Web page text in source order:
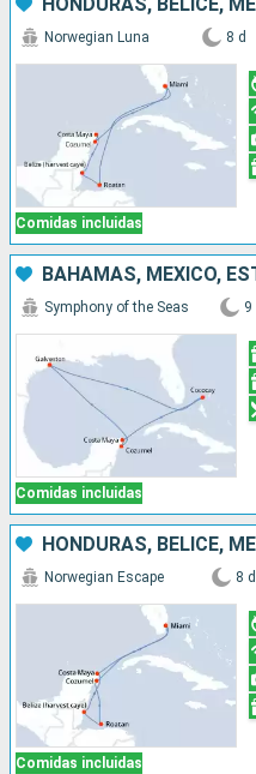
Comidas incluidas
Norwegian Luna 8 d
BAHAMAS, MÉXICO,
Comidas incluidas
Symphony of the Seas 9
Comidas incluidas
Norwegian Escape 8 d